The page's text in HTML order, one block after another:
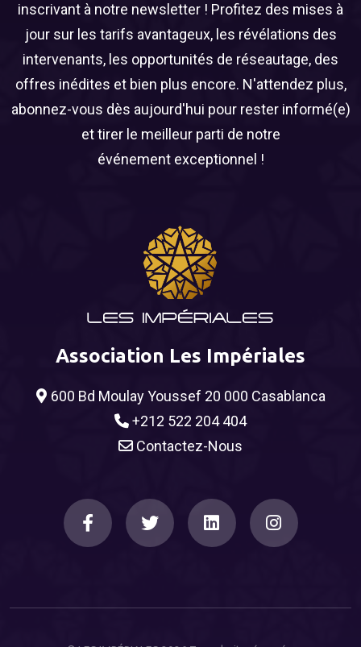
inscrivant à notre newsletter ! Profitez des mises à
jour sur les tarifs avantageux, les révélations des
intervenants, les opportunités de réseautage, des
offres inédites et bien plus encore. N'attendez plus,
abonnez-vous dès aujourd'hui pour rester informé(e)
et tirer le meilleur parti de notre
événement exceptionnel !
Association Les Impériales
600 Bd Moulay Youssef 20 000 Casablanca
+212 522 204 404
Contactez-Nous